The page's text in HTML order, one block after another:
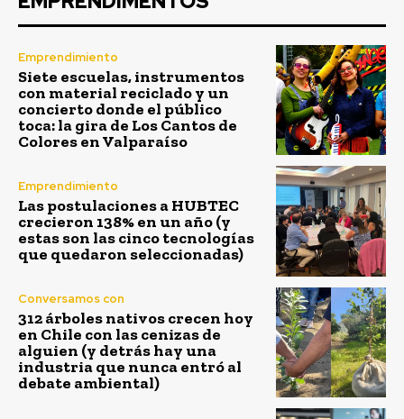
Emprendimiento
Siete escuelas, instrumentos
con material reciclado y un
concierto donde el público
toca: la gira de Los Cantos de
Colores en Valparaíso
Emprendimiento
Las postulaciones a HUBTEC
crecieron 138% en un año (y
estas son las cinco tecnologías
que quedaron seleccionadas)
Conversamos con
312 árboles nativos crecen hoy
en Chile con las cenizas de
alguien (y detrás hay una
industria que nunca entró al
debate ambiental)